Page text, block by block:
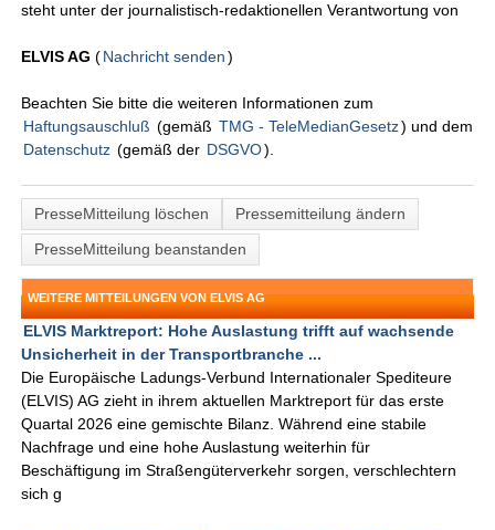
steht unter der journalistisch-redaktionellen Verantwortung von
ELVIS AG (Nachricht senden )
Beachten Sie bitte die weiteren Informationen zum
Haftungsauschluß (gemäß TMG - TeleMedianGesetz) und dem
Datenschutz (gemäß der DSGVO).
PresseMitteilung löschen
Pressemitteilung ändern
PresseMitteilung beanstanden
WEITERE MITTEILUNGEN VON ELVIS AG
ELVIS Marktreport: Hohe Auslastung trifft auf wachsende
Unsicherheit in der Transportbranche ...
Die Europäische Ladungs-Verbund Internationaler Spediteure
(ELVIS) AG zieht in ihrem aktuellen Marktreport für das erste
Quartal 2026 eine gemischte Bilanz. Während eine stabile
Nachfrage und eine hohe Auslastung weiterhin für
Beschäftigung im Straßengüterverkehr sorgen, verschlechtern
sich g